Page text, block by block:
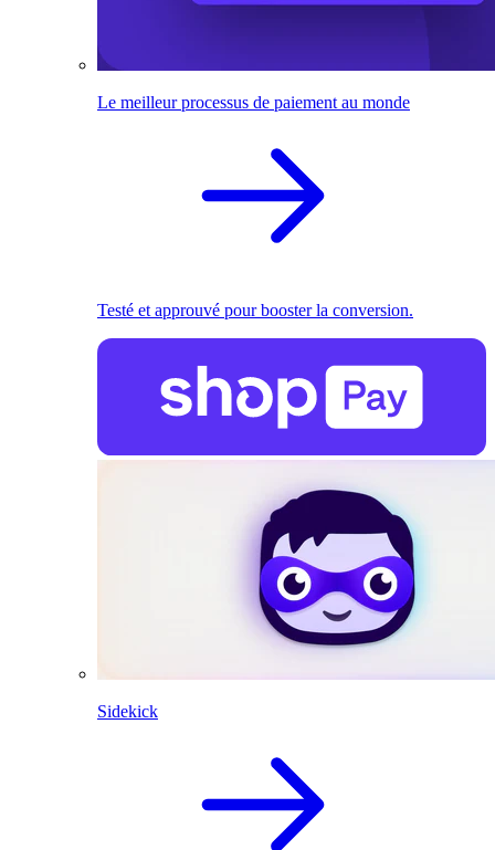
Le meilleur processus de paiement au monde
Testé et approuvé pour booster la conversion.
Sidekick